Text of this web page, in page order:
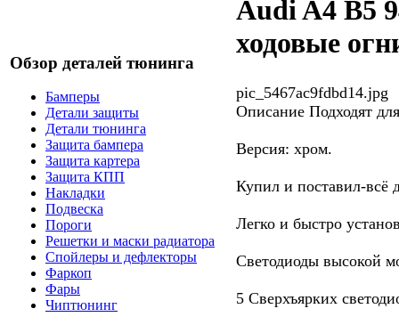
Обзор деталей тюнинга
Бамперы
Детали защиты
Детали тюнинга
Защита бампера
Защита картера
Защита КПП
Накладки
Подвеска
Пороги
Решетки и маски радиатора
Спойлеры и дефлекторы
Фаркоп
Фары
Чиптюнинг
Audi A4 B5
ходовые
pic_5467ac9fdbd14.jpg
Описание Подходят
Версия: хром.
Купил и поставил-всё
Легко и быстро
Светодиоды высокой
5 Сверхъярких